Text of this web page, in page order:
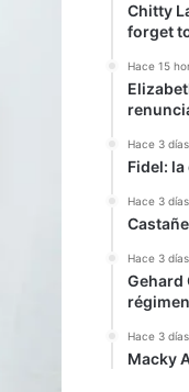
Chitty
forget
Hace 15
Hace 3 días
Fidel:
Hace 3 días
Hace 3 días
Gehard
Hace 3 días
Macky